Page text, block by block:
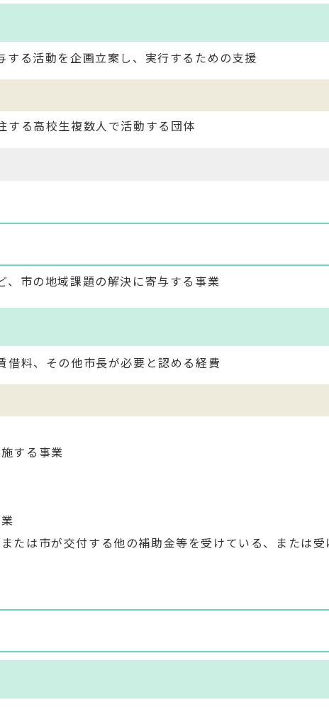
る活動を企画立案し、実行するための支援
する高校生複数人で活動する団体
、市の地域課題の解決に寄与する事業
借料、その他市長が必要と認める経費
する事業
たは市が交付する他の補助金等を受けている、または